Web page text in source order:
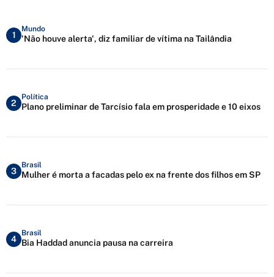
1
Mundo
'Não houve alerta', diz familiar de vítima na Tailândia
2
Política
Plano preliminar de Tarcísio fala em prosperidade e 10 eixos
3
Brasil
Mulher é morta a facadas pelo ex na frente dos filhos em SP
4
Brasil
Bia Haddad anuncia pausa na carreira